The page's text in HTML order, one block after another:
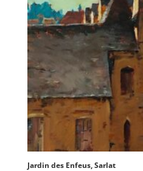
Jardin des Enfeus, Sarlat